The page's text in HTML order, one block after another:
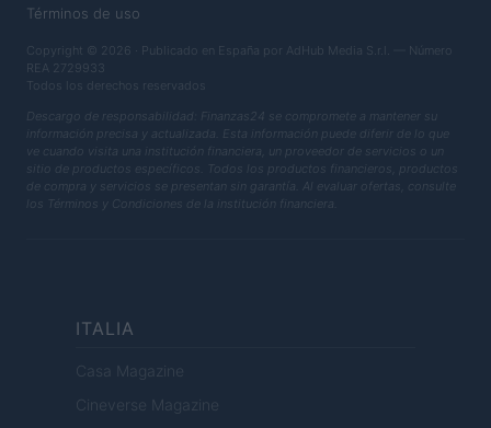
Términos de uso
Copyright © 2026 · Publicado en España por AdHub Media S.r.l. — Número
REA 2729933
Todos los derechos reservados
Descargo de responsabilidad: Finanzas24 se compromete a mantener su
información precisa y actualizada. Esta información puede diferir de lo que
ve cuando visita una institución financiera, un proveedor de servicios o un
sitio de productos específicos. Todos los productos financieros, productos
de compra y servicios se presentan sin garantía. Al evaluar ofertas, consulte
los Términos y Condiciones de la institución financiera.
ITALIA
Casa Magazine
Cineverse Magazine